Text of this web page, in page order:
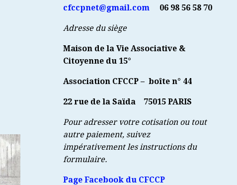
cfccpnet@gmail.com 06 98 56 58 70
Adresse du siège
Maison de la Vie Associative &
Citoyenne du 15°
Association CFCCP – boîte n° 44
22 rue de la Saïda 75015 PARIS
Pour adresser votre cotisation ou tout
autre paiement, suivez
impérativement les instructions du
formulaire.
Page Facebook du CFCCP